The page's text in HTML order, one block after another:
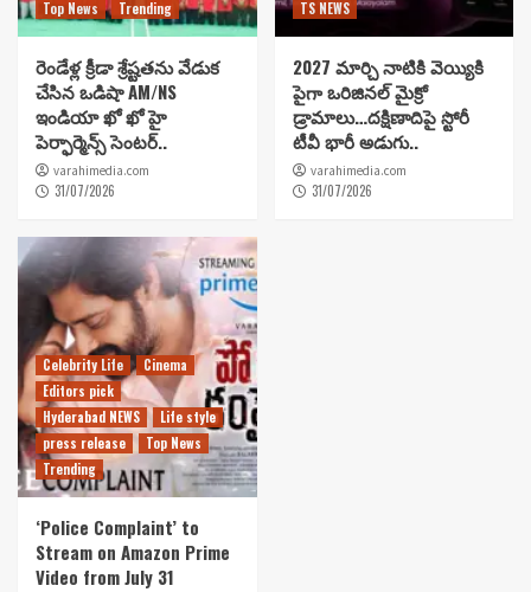
Top News
Trending
రెండేళ్ల క్రీడా శ్రేష్టతను వేడుక
చేసిన ఒడిషా AM/NS
ఇండియా ఖో ఖో హై
పెర్ఫార్మెన్స్ సెంటర్..
varahimedia.com
31/07/2026
TS NEWS
2027 మార్చి నాటికి వెయ్యికి
పైగా ఒరిజినల్ మైక్రో
డ్రామాలు…దక్షిణాదిపై స్టోరీ
టీవీ భారీ అడుగు..
varahimedia.com
31/07/2026
Celebrity Life
Cinema
Editors pick
Hyderabad NEWS
Life style
press release
Top News
Trending
‘Police Complaint’ to
Stream on Amazon Prime
Video from July 31